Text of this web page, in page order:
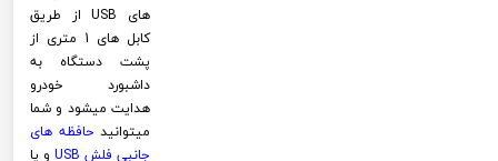
های USB از طریق
کابل های 1 متری از
پشت دستگاه به
داشبورد خودرو
هدایت میشود و شما
میتوانید حافظه های
جانبی فلش USB و یا